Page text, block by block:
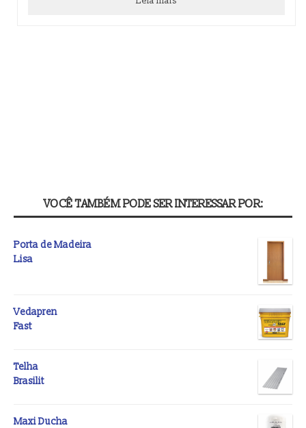
VOCÊ TAMBÉM PODE SER INTERESSAR POR:
Porta de Madeira
Lisa
Vedapren
Fast
Telha
Brasilit
Maxi Ducha